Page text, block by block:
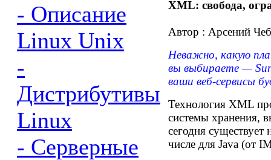
- Описание
Linux Unix
-
Дистрибутивы
Linux
- Серверные
XML: свобода,
Автор : Арсений
Неважно, какую
вы выбираете —
ваши веб-сервисы
Технология XML
системы хранения,
сегодня
числе для Java (от